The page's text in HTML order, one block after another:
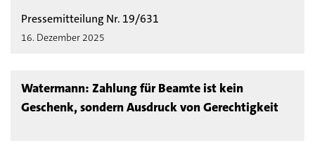
Pressemitteilung Nr. 19/631
16. Dezember 2025
Watermann: Zahlung für Beamte ist kein
Geschenk, sondern Ausdruck von Gerechtigkeit